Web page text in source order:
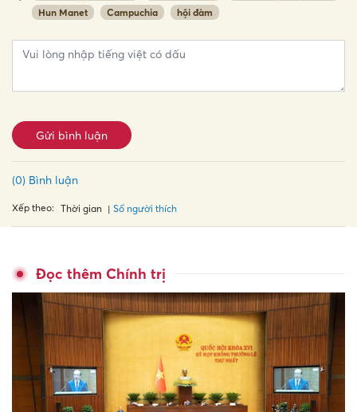
Hun Manet
Campuchia hội đàm
Gửi bình luận
(0) Bình luận
Xếp theo: Thời gian Số người thích
Đọc thêm Chính trị